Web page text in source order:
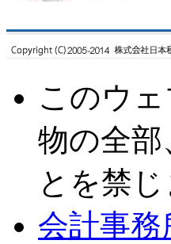
このウ
物の全
とを禁じ
会計事務